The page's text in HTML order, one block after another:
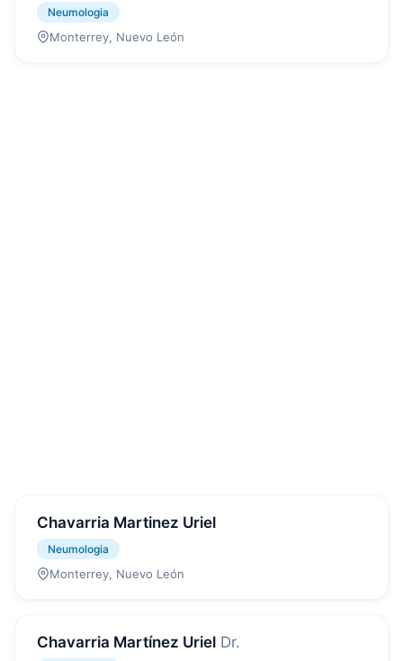
Neumologia
Monterrey, Nuevo León
Chavarria Martinez Uriel
Neumologia
Monterrey, Nuevo León
Chavarria Martínez Uriel Dr.